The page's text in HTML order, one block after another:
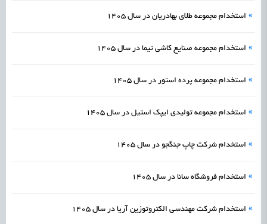
» استخدام مجموعه طلای بهادریان در سال 1405
» استخدام مجموعه صنایع کاشی تیما در سال 1405
» استخدام مجموعه پرده استور در سال 1405
» استخدام مجموعه تولیدی ایپک استیل در سال 1405
» استخدام شرکت چاپ جنگجو در سال 1405
» استخدام فروشگاه سانا در سال 1405
» استخدام شرکت مهندسی الکتروتوزین آریا در سال 1405